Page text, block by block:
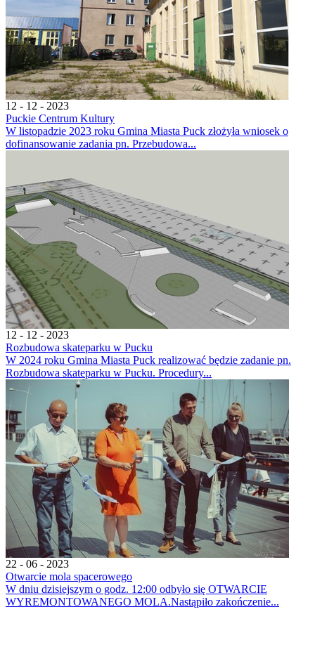
12 - 12 - 2023
Puckie Centrum Kultury
W listopadzie 2023 roku Gmina Miasta Puck złożyła wniosek o
dofinansowanie zadania pn. Przebudowa...
12 - 12 - 2023
Rozbudowa skateparku w Pucku
W 2024 roku Gmina Miasta Puck realizować będzie zadanie pn.
Rozbudowa skateparku w Pucku. Procedury...
22 - 06 - 2023
Otwarcie mola spacerowego
W dniu dzisiejszym o godz. 12:00 odbyło się OTWARCIE
WYREMONTOWANEGO MOLA.Nastąpiło zakończenie...